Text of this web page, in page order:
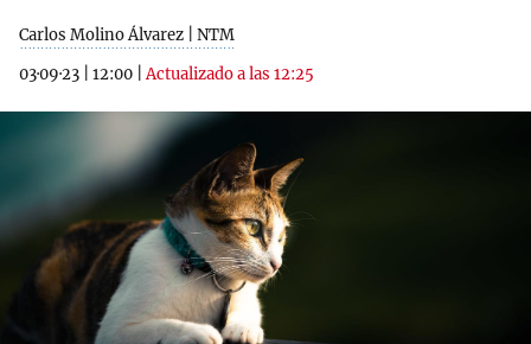
Carlos Molino Álvarez | NTM
03·09·23
12:00 |Actualizado a las 12:25